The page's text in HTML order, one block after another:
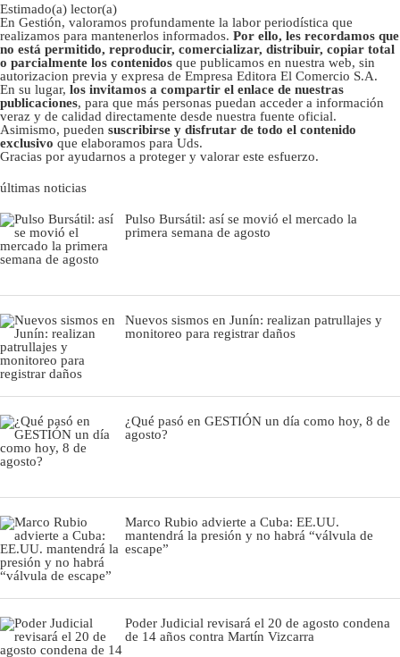
Estimado(a) lector(a)
En Gestión, valoramos profundamente la labor periodística que
realizamos para mantenerlos informados. Por ello, les recordamos que
no está permitido, reproducir, comercializar, distribuir, copiar total
o parcialmente los contenidos que publicamos en nuestra web, sin
autorizacion previa y expresa de Empresa Editora El Comercio S.A.
En su lugar, los invitamos a compartir el enlace de nuestras
publicaciones, para que más personas puedan acceder a información
veraz y de calidad directamente desde nuestra fuente oficial.
Asimismo, pueden suscribirse y disfrutar de todo el contenido
exclusivo que elaboramos para Uds.
Gracias por ayudarnos a proteger y valorar este esfuerzo.
últimas noticias
Pulso Bursátil: así se movió el mercado la
primera semana de agosto
Nuevos sismos en Junín: realizan patrullajes y
monitoreo para registrar daños
¿Qué pasó en GESTIÓN un día como hoy, 8 de
agosto?
Marco Rubio advierte a Cuba: EE.UU.
mantendrá la presión y no habrá “válvula de
escape”
Poder Judicial revisará el 20 de agosto condena
de 14 años contra Martín Vizcarra